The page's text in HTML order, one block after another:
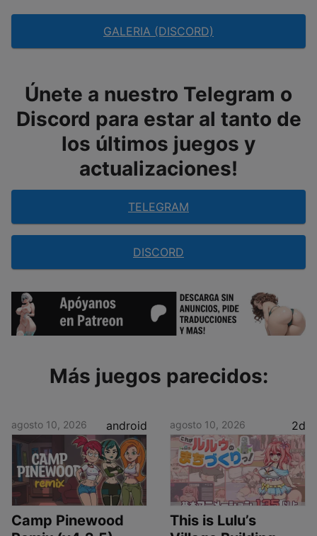
GALERIA (DISCORD)
Únete a nuestro Telegram o
Discord para estar al tanto de
los últimos juegos y
actualizaciones!
TELEGRAM
DISCORD
Más juegos parecidos:
agosto 10, 2026 android
Camp Pinewood
agosto 10, 2026 2d
This is Lulu’s